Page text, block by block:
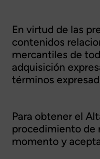
En virtud de las
contenidos
mercantiles de
adquisición
términos
Para obtener el
procedimiento de
momento y